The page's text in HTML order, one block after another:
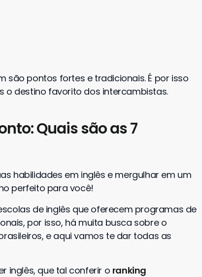
são pontos fortes e tradicionais. É por isso
o destino favorito dos intercambistas.
Quais são as 7
habilidades em inglês e mergulhar em um
perfeito para você!
de inglês que oferecem programas de
por isso, há muita busca sobre o
e aqui vamos te dar todas as
inglês, que tal conferir o ranking